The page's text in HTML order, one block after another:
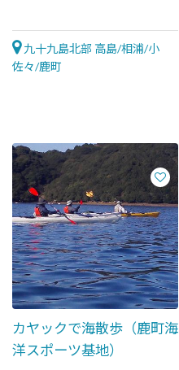
九十九島北部 高島/相浦/小
佐々/鹿町
カヤックで海散歩（鹿町海
洋スポーツ基地）